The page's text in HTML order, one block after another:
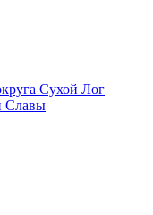
Сухой Лог
Славы